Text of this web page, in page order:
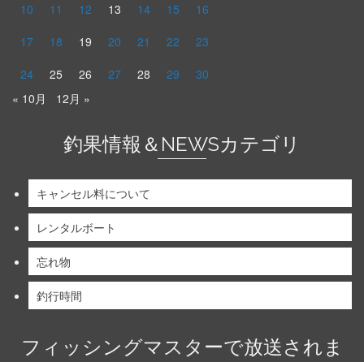
10
11 12 13 14 15
16
17
18 19 20 21 22
23
24
25 26 27 28 29
30
« 10月
12月 »
釣果情報＆NEWSカテゴリ
キャンセル料について
レンタルボート
忘れ物
釣行時間
フィッシングマスターで放送されま